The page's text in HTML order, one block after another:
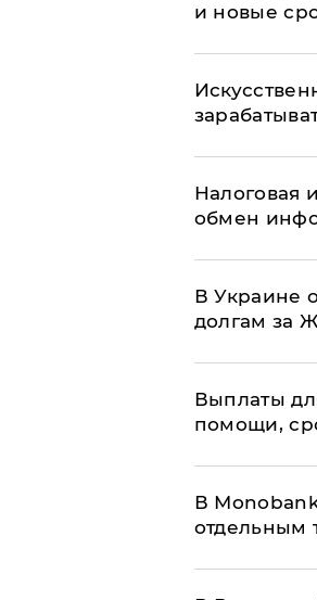
и новые
Налоговая
обмен
В Украине
долгам за
Выплаты
помощи,
В
отдельным